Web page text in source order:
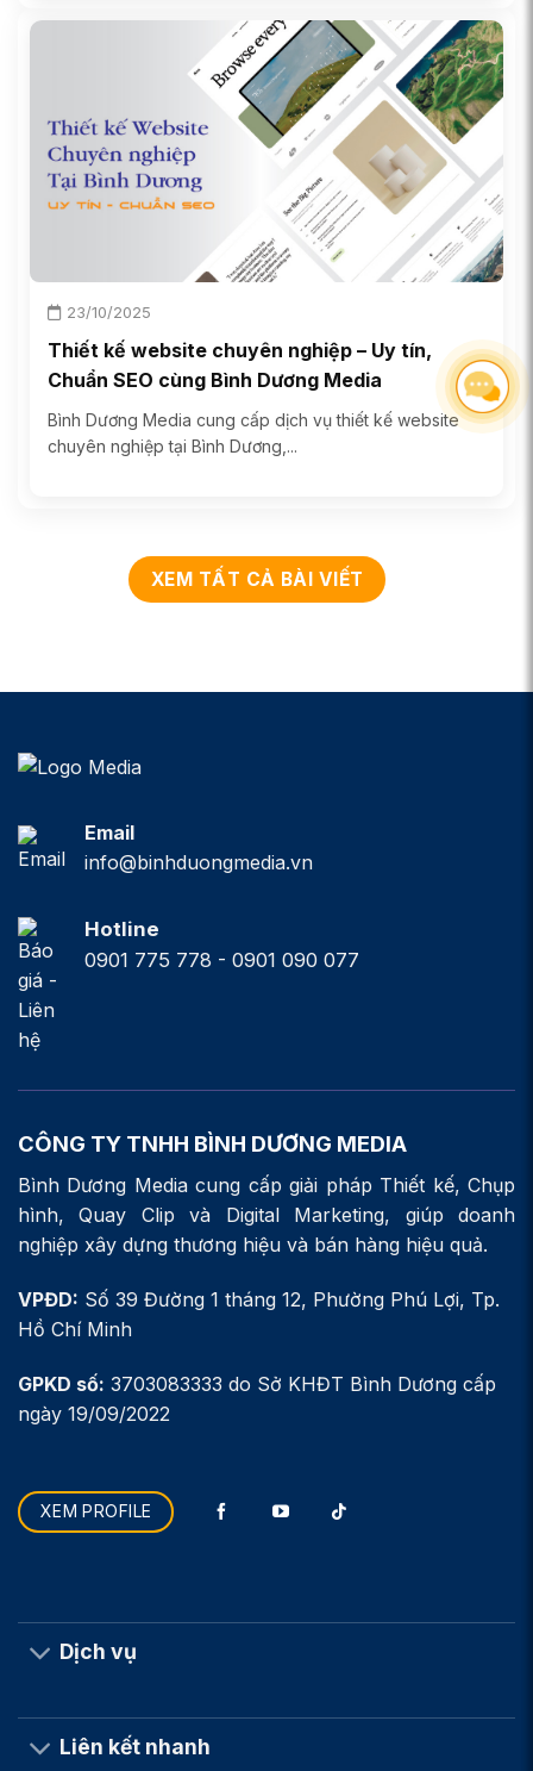
23/10/2025
Thiết kế website chuyên nghiệp – Uy tín,
Chuẩn SEO cùng Bình Dương Media
Bình Dương Media cung cấp dịch vụ thiết kế website
chuyên nghiệp tại Bình Dương,...
XEM TẤT CẢ BÀI VIẾT
Email
info@binhduongmedia.vn
Hotline
0901 775 778 - 0901 090 077
CÔNG TY TNHH BÌNH DƯƠNG MEDIA
Bình Dương Media cung cấp giải pháp Thiết kế, Chụp
hình, Quay Clip và Digital Marketing, giúp doanh
nghiệp xây dựng thương hiệu và bán hàng hiệu quả.
VPĐD: Số 39 Đường 1 tháng 12, Phường Phú Lợi, Tp.
Hồ Chí Minh
GPKD số: 3703083333 do Sở KHĐT Bình Dương cấp
ngày 19/09/2022
XEM PROFILE
Dịch vụ
Liên kết nhanh